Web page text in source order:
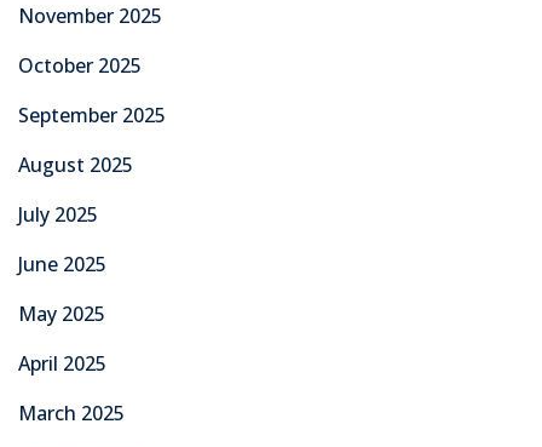
November 2025
October 2025
September 2025
August 2025
July 2025
June 2025
May 2025
April 2025
March 2025